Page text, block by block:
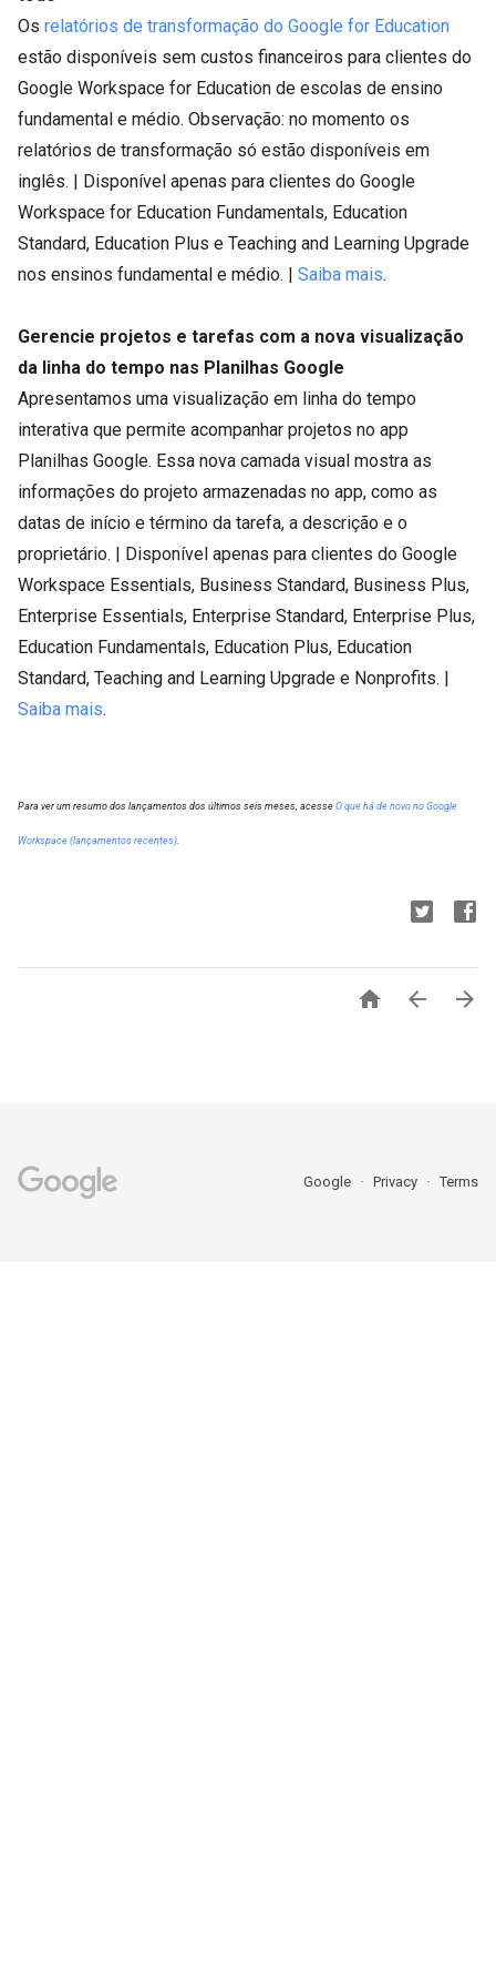
Os relatórios de transformação do Google for Education
estão disponíveis sem custos financeiros para clientes do
Google Workspace for Education de escolas de ensino
fundamental e médio. Observação: no momento os
relatórios de transformação só estão disponíveis em
inglês. | Disponível apenas para clientes do Google
Workspace for Education Fundamentals, Education
Standard, Education Plus e Teaching and Learning Upgrade
nos ensinos fundamental e médio. | Saiba mais.
Gerencie projetos e tarefas com a nova visualização
da linha do tempo nas Planilhas Google
Apresentamos uma visualização em linha do tempo
interativa que permite acompanhar projetos no app
Planilhas Google. Essa nova camada visual mostra as
informações do projeto armazenadas no app, como as
datas de início e término da tarefa, a descrição e o
proprietário. | Disponível apenas para clientes do Google
Workspace Essentials, Business Standard, Business Plus,
Enterprise Essentials, Enterprise Standard, Enterprise Plus,
Education Fundamentals, Education Plus, Education
Standard, Teaching and Learning Upgrade e Nonprofits. |
Saiba mais.
Para ver um resumo dos lançamentos dos últimos seis meses, acesse O que há de novo no Google
Workspace (lançamentos recentes).
  
Google Privacy Terms